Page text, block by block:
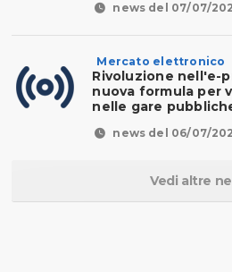
news del 07/07/
Mercato elettronico
Rivoluzione nell'e-
nuova formula per
nelle gare
news del 06/07/
Vedi altre